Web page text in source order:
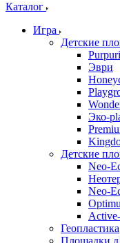
Каталог
Игра
Детские
Purpuri
Эври
Эко-
Детские
Neo-
Neo-
Геопластика
Площадки